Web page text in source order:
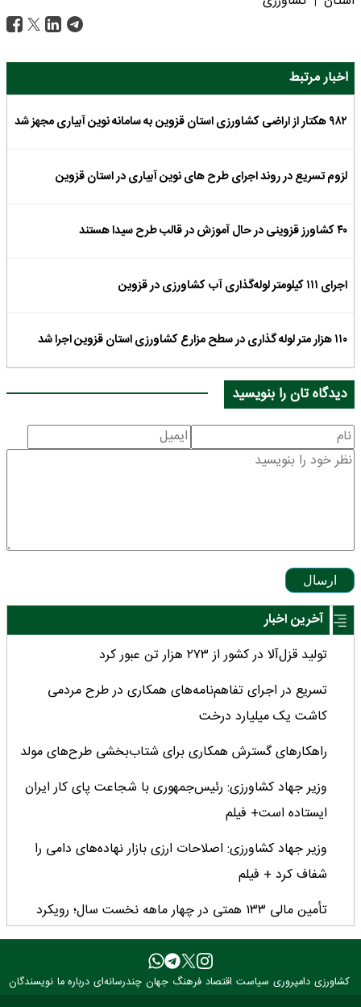
اخبار مرتبط
۹۸۲ هکتار از اراضی کشاورزی استان قزوین به سامانه نوین آبیاری مجهز شد
لزوم تسریع در روند اجرای طرح های نوین آبیاری در استان قزوین
۴۰ کشاورز قزوینی در حال آموزش در قالب طرح سیدا هستند
اجرای ۱۱۱ کیلومتر لوله‌گذاری آب کشاورزی در قزوین
۱۱۰ هزار متر لوله گذاری در سطح مزارع کشاورزی استان قزوین اجرا شد
دیدگاه تان را بنویسید
ارسال
آخرین اخبار
تولید قزل‌آلا در کشور از ۲۷۳ هزار تن عبور کرد
تسریع در اجرای تفاهم‌نامه‌های همکاری در طرح مردمی
کاشت یک میلیارد درخت
راهکارهای گسترش همکاری برای شتاب‌بخشی طرح‌های مولد
وزیر جهاد کشاورزی: رئیس‌جمهوری با شجاعت پای کار ایران
ایستاده است+ فیلم
وزیر جهاد کشاورزی: اصلاحات ارزی بازار نهاده‌های دامی را
شفاف کرد + فیلم
تأمین مالی ۱۳۳ همتی در چهار ماهه نخست سال؛ رویکرد
هدفمند بانک کشاورزی برای تضمین امنیت غذایی
فراخوان بین‌المللی فائو برای طراحی پوستر روز جهانی غذاکشاورزی دامپروری سیاست اقتصاد فرهنگ جهان چندرسانه‌ای درباره ما نویسندگان